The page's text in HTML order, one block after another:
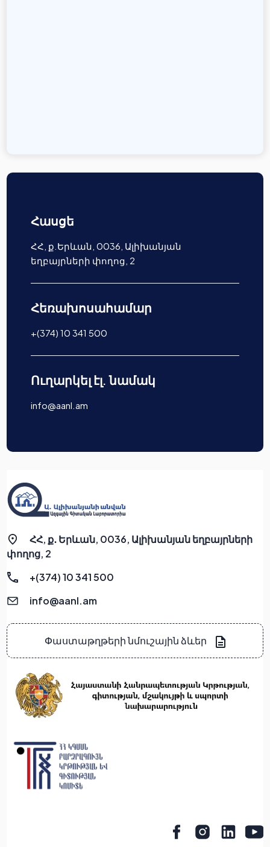
Հասցե
ՀՀ, ք.Երևան, 0036, Ալիխանյան
եղբայրների փողոց, 2
Հեռախոսահամար
+(374) 10 341 500
Ուղարկել էլ. նամակ
info@aanl.am
ՀՀ, ք․ Երևան, 0036, Ալիխանյան եղբայրների
փողոց, 2
+(374) 10 341 500
info@aanl.am
Փաստաթղթերի նմուշային ձևեր